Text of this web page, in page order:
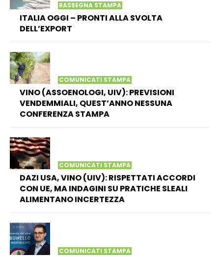
RASSEGNA STAMPA
ITALIA OGGI – PRONTI ALLA SVOLTA
DELL’EXPORT
COMUNICATI STAMPA
VINO (ASSOENOLOGI, UIV): PREVISIONI
VENDEMMIALI, QUEST’ANNO NESSUNA
CONFERENZA STAMPA
COMUNICATI STAMPA
DAZI USA, VINO (UIV): RISPETTATI ACCORDI
CON UE, MA INDAGINI SU PRATICHE SLEALI
ALIMENTANO INCERTEZZA
COMUNICATI STAMPA